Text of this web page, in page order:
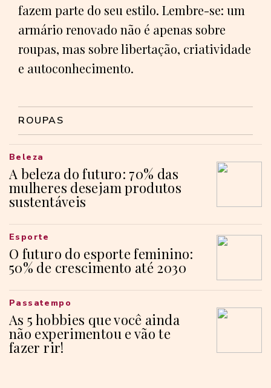
fazem parte do seu estilo. Lembre-se: um
armário renovado não é apenas sobre
roupas, mas sobre libertação, criatividade
e autoconhecimento.
ROUPAS
A beleza do futuro: 70% das
mulheres desejam produtos
sustentáveis
Beleza
O futuro do esporte feminino:
50% de crescimento até 2030
Esporte
As 5 hobbies que você ainda
não experimentou e vão te
fazer rir!
Passatempo